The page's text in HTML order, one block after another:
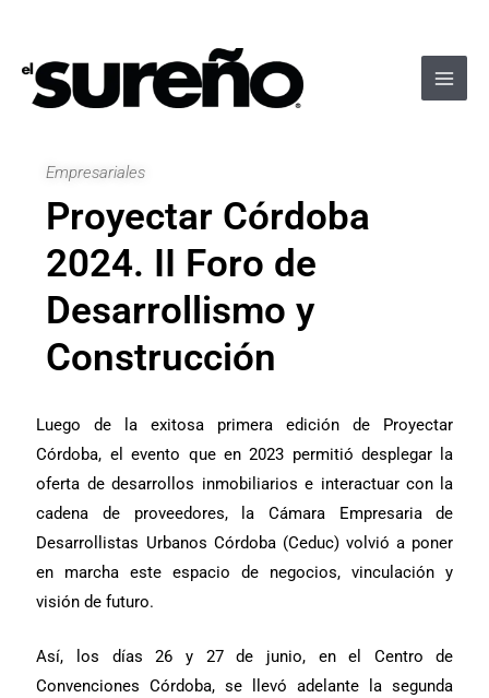
contenido
Empresariales
Proyectar Córdoba
2024. II Foro de
Desarrollismo y
Construcción
Luego de la exitosa primera edición de Proyectar
Córdoba, el evento que en 2023 permitió desplegar la
oferta de desarrollos inmobiliarios e interactuar con la
cadena de proveedores, la Cámara Empresaria de
Desarrollistas Urbanos Córdoba (Ceduc) volvió a poner
en marcha este espacio de negocios, vinculación y
visión de futuro.
Así, los días 26 y 27 de junio, en el Centro de
Convenciones Córdoba, se llevó adelante la segunda
entradas